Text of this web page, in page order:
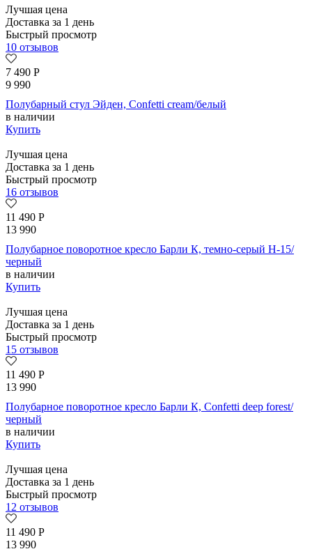
Лучшая цена
Доставка за 1 день
Быстрый просмотр
10 отзывов
7 490 Р
9 990
Полубарный стул Эйден, Confetti cream/белый
в наличии
Купить
Лучшая цена
Доставка за 1 день
Быстрый просмотр
16 отзывов
11 490 Р
13 990
Полубарное поворотное кресло Барли К, темно-серый H-15/
черный
в наличии
Купить
Лучшая цена
Доставка за 1 день
Быстрый просмотр
15 отзывов
11 490 Р
13 990
Полубарное поворотное кресло Барли К, Confetti deep forest/
черный
в наличии
Купить
Лучшая цена
Доставка за 1 день
Быстрый просмотр
12 отзывов
11 490 Р
13 990